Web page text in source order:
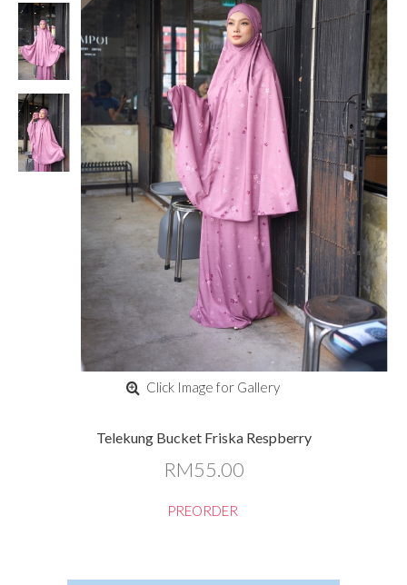
Click Image for Gallery
Telekung Bucket Friska Respberry
RM55.00
PREORDER